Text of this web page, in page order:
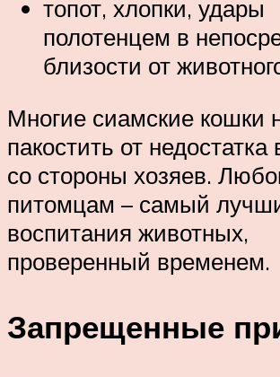
топот, хлопки, удары
полотенцем в
близости от
Многие сиамские кошки
пакостить от
со стороны хозяев.
питомцам – самый
воспитания животных,
проверенный временем.
Запрещенные